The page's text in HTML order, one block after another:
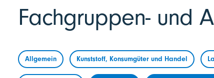
Fachgruppen- und
Allgemein Kunststoff, Konsumgüter und Handel